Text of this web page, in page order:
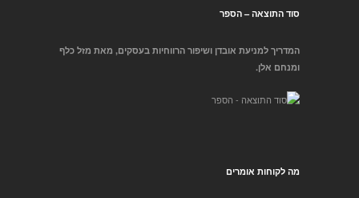
סוד התוצאה – הספר
המדריך למניעת אובדן ושיפור הרווחיות בעסקים, מאת מזל כלף
ומנחם אלן.
מה לקוחות אומרים